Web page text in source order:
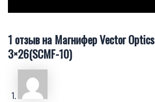
1 отзыв на Магнифер Vector
3×26(SCMF-10)